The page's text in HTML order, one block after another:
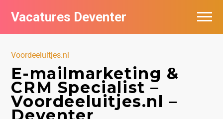
Vacatures Deventer
Voordeeluitjes.nl
E-mailmarketing &
CRM Specialist –
Voordeeluitjes.nl –
Vacatures per bedrijf in Deventer
De populairste vacatures in Deventer
Nieuwsbrief feed